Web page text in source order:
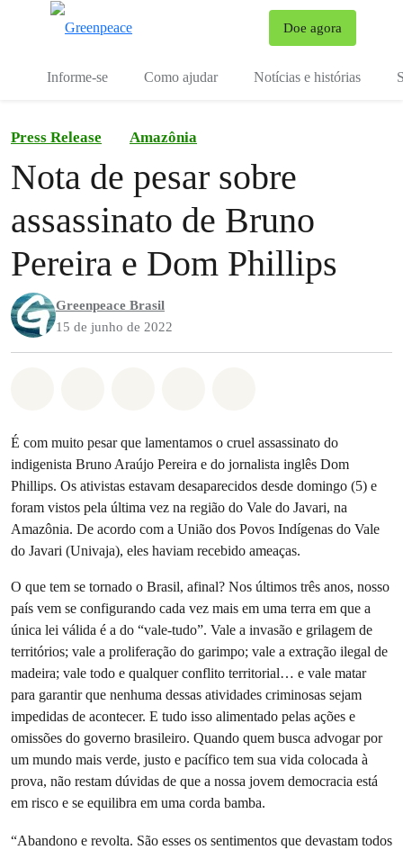
Doe agora
Informe-se Como ajudar Notícias e histórias
Press Release Amazônia
Nota de pesar sobre
assassinato de Bruno
Pereira e Dom Phillips
Greenpeace Brasil
15 de junho de 2022
É com muito pesar que lamentamos o cruel assassinato do
indigenista Bruno Araújo Pereira e do jornalista inglês Dom
Phillips. Os ativistas estavam desaparecidos desde domingo (5) e
foram vistos pela última vez na região do Vale do Javari, na
Amazônia. De acordo com a União dos Povos Indígenas do Vale
do Javari (Univaja), eles haviam recebido ameaças.
O que tem se tornado o Brasil, afinal? Nos últimos três anos, nosso
país vem se configurando cada vez mais em uma terra em que a
única lei válida é a do “vale-tudo”. Vale a invasão e grilagem de
territórios; vale a proliferação do garimpo; vale a extração ilegal de
madeira; vale todo e qualquer conflito territorial… e vale matar
para garantir que nenhuma dessas atividades criminosas sejam
impedidas de acontecer. E tudo isso alimentado pelas ações e
omissões do governo brasileiro. Quando quem busca advogar por
um mundo mais verde, justo e pacífico tem sua vida colocada à
prova, não restam dúvidas de que a nossa jovem democracia está
em risco e se equilibra em uma corda bamba.
“Abandono e revolta. São esses os sentimentos que devastam todos